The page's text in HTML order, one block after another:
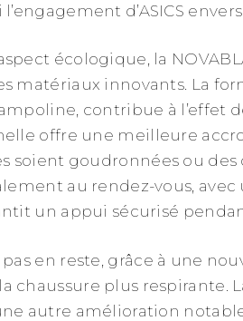
d’ASICS
écologique, la
matériaux innovants. La
contribue à l’effet
offre une meilleure
soient goudronnées ou des
au rendez-vous,
un appui sécurisé
pas en reste, grâce à une
chaussure plus respirante.
autre amélioration